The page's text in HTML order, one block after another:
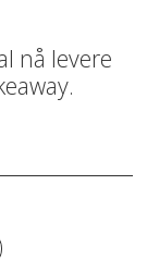
nå levere